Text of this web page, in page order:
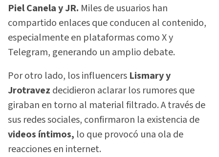
Piel Canela y JR. Miles de usuarios han
compartido enlaces que conducen al contenido,
especialmente en plataformas como X y
Telegram, generando un amplio debate.
Por otro lado, los influencers Lismary y
Jrotravez decidieron aclarar los rumores que
giraban en torno al material filtrado. A través de
sus redes sociales, confirmaron la existencia de
videos íntimos, lo que provocó una ola de
reacciones en internet.